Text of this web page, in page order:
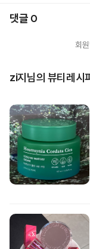
댓글 0
회
zi지님의 뷰티레시